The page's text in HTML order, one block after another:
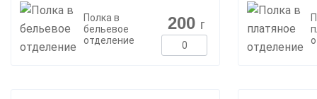
Полка в
бельевое
отделение
200 г